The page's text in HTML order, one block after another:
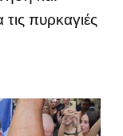
πυρκαγιές